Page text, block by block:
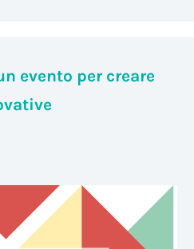
evento per creare